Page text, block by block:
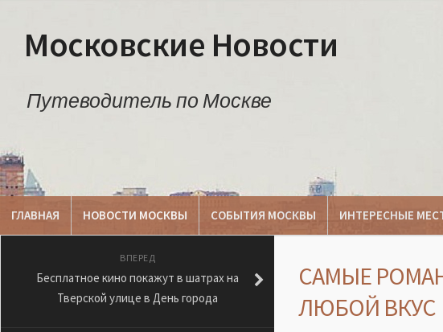
Московские Новости
Путеводитель по Москве
ГЛАВНАЯ НОВОСТИ МОСКВЫ СОБЫТИЯ МОСКВЫ ИНТЕРЕСНЫЕ
САМЫЕ
ЛЮБОЙ ВКУС
ВПЕРЕД
Бесплатное кино покажут в шатрах на
Тверской улице в День города